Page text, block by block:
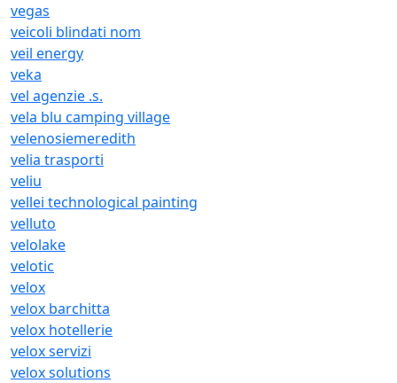
vegas
veicoli blindati nom
veil energy
veka
vel agenzie .s.
vela blu camping village
velenosiemeredith
velia trasporti
veliu
vellei technological painting
velluto
velolake
velotic
velox
velox barchitta
velox hotellerie
velox servizi
velox solutions